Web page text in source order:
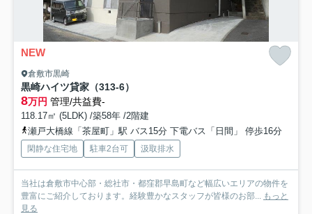
NEW
倉敷市黒崎
黒崎ハイツ貸家（313-6）
8万円 管理/共益費-
118.17㎡ (5LDK) /築58年 /2階建
瀬戸大橋線「茶屋町」駅 バス15分 下電バス「日間」 停歩16分
閑静な住宅地 駐車2台可 汲取排水
当社は倉敷市中心部・総社市・都窪郡早島町など幅広いエリアの物件を
豊富にご紹介しております。経験豊かなスタッフが皆様のお部...
もっと
見る